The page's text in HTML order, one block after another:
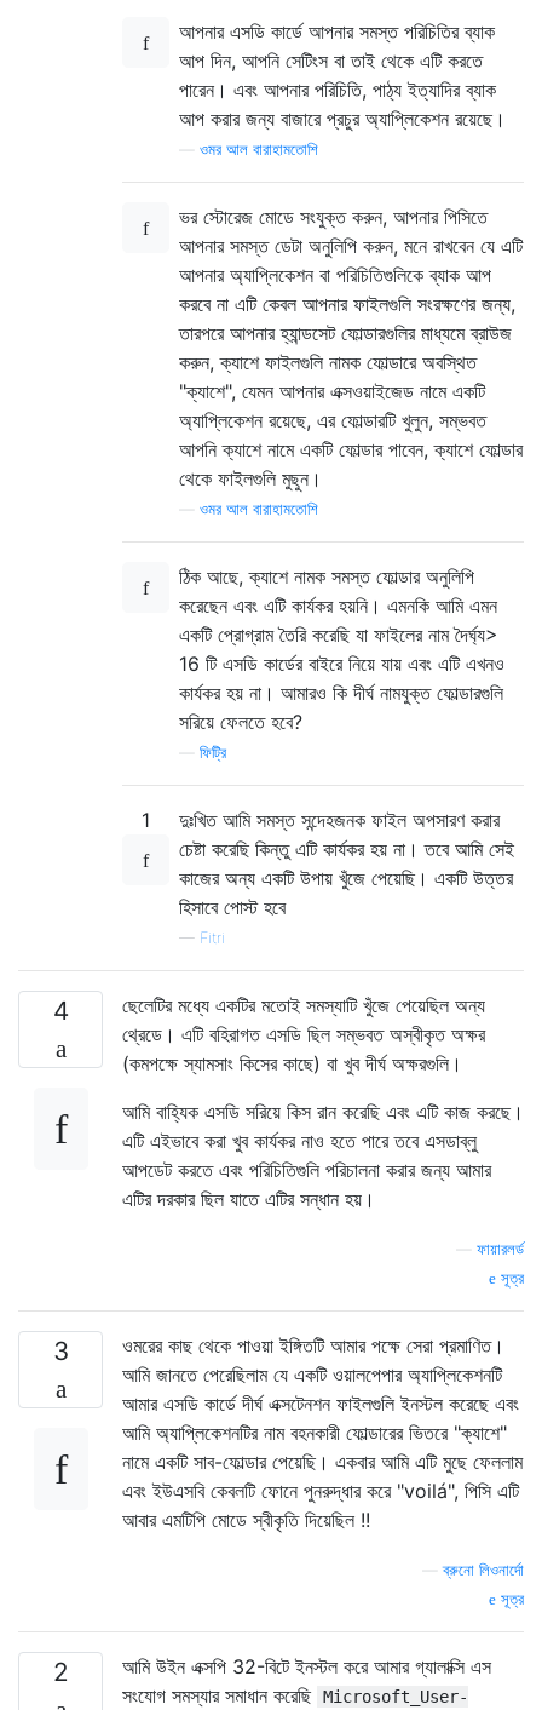
আপনার এসডি কার্ডে আপনার সমস্ত পরিচিতির ব্যাক
আপ দিন, আপনি সেটিংস বা তাই থেকে এটি করতে
পারেন। এবং আপনার পরিচিতি, পাঠ্য ইত্যাদির ব্যাক
আপ করার জন্য বাজারে প্রচুর অ্যাপ্লিকেশন রয়েছে।
ওমর আল বারাহামতোশি
ভর স্টোরেজ মোডে সংযুক্ত করুন, আপনার পিসিতে
আপনার সমস্ত ডেটা অনুলিপি করুন, মনে রাখবেন যে এটি
আপনার অ্যাপ্লিকেশন বা পরিচিতিগুলিকে ব্যাক আপ
করবে না এটি কেবল আপনার ফাইলগুলি সংরক্ষণের জন্য,
তারপরে আপনার হ্যান্ডসেট ফোল্ডারগুলির মাধ্যমে ব্রাউজ
করুন, ক্যাশে ফাইলগুলি নামক ফোল্ডারে অবস্থিত
"ক্যাশে", যেমন আপনার এক্সওয়াইজেড নামে একটি
অ্যাপ্লিকেশন রয়েছে, এর ফোল্ডারটি খুলুন, সম্ভবত
আপনি ক্যাশে নামে একটি ফোল্ডার পাবেন, ক্যাশে ফোল্ডার
থেকে ফাইলগুলি মুছুন।
ওমর আল বারাহামতোশি
ঠিক আছে, ক্যাশে নামক সমস্ত ফোল্ডার অনুলিপি
করেছেন এবং এটি কার্যকর হয়নি। এমনকি আমি এমন
একটি প্রোগ্রাম তৈরি করেছি যা ফাইলের নাম দৈর্ঘ্য>
16 টি এসডি কার্ডের বাইরে নিয়ে যায় এবং এটি এখনও
কার্যকর হয় না। আমারও কি দীর্ঘ নামযুক্ত ফোল্ডারগুলি
সরিয়ে ফেলতে হবে?
ফিট্রি
1
দুঃখিত আমি সমস্ত সন্দেহজনক ফাইল অপসারণ করার
চেষ্টা করেছি কিন্তু এটি কার্যকর হয় না। তবে আমি সেই
কাজের অন্য একটি উপায় খুঁজে পেয়েছি। একটি উত্তর
হিসাবে পোস্ট হবে
— Fitri
4
ছেলেটির মধ্যে একটির মতোই সমস্যাটি খুঁজে পেয়েছিল অন্য
থ্রেডে। এটি বহিরাগত এসডি ছিল সম্ভবত অস্বীকৃত অক্ষর
(কমপক্ষে স্যামসাং কিসের কাছে) বা খুব দীর্ঘ অক্ষরগুলি।
আমি বাহ্যিক এসডি সরিয়ে কিস রান করেছি এবং এটি কাজ করছে।
এটি এইভাবে করা খুব কার্যকর নাও হতে পারে তবে এসডাব্লু
আপডেট করতে এবং পরিচিতিগুলি পরিচালনা করার জন্য আমার
এটির দরকার ছিল যাতে এটির সন্ধান হয়।
ফায়ারলর্ড
সূত্র
3
ওমরের কাছ থেকে পাওয়া ইঙ্গিতটি আমার পক্ষে সেরা প্রমাণিত।
আমি জানতে পেরেছিলাম যে একটি ওয়ালপেপার অ্যাপ্লিকেশনটি
আমার এসডি কার্ডে দীর্ঘ এক্সটেনশন ফাইলগুলি ইনস্টল করেছে এবং
আমি অ্যাপ্লিকেশনটির নাম বহনকারী ফোল্ডারের ভিতরে "ক্যাশে"
নামে একটি সাব-ফোল্ডার পেয়েছি। একবার আমি এটি মুছে ফেললাম
এবং ইউএসবি কেবলটি ফোনে পুনরুদ্ধার করে "voilá", পিসি এটি
আবার এমটিপি মোডে স্বীকৃতি দিয়েছিল !!
—ব্রুনো লিওনার্দো
সূত্র
2
আমি উইন এক্সপি 32-বিটে ইনস্টল করে আমার গ্যালাক্সি এস
সংযোগ সমস্যার সমাধান করেছি Microsoft_User-